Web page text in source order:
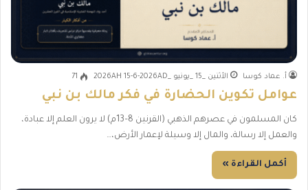
أ. عماد كوسا الأثنين _15 _يونيو _2026AH 15-6-2026AD 71
عوامل تكوين الحضارة في فكر مالك بن نبي
كان المسلمون في عصرهم الذهبي (القرنين 8–13م) لا يرون العلم إلا عبادة،
والعمل إلا رسالة، والمال إلا وسيلة لإعمار الأرض،…
أكمل القراءة »